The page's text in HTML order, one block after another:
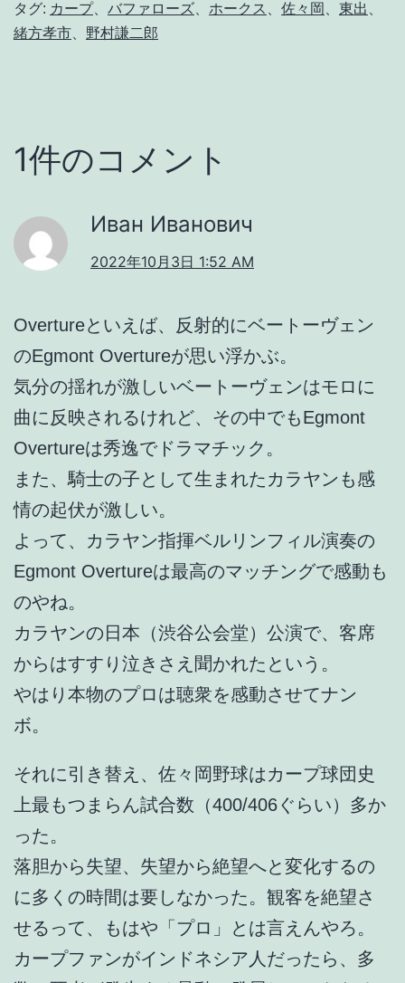
タグ: カープ、 バファローズ ホークス 佐々岡 東出
緒方孝市
野村謙二郎
1件のコメント
Иван Иванович
2022年10月3日 1:52 AM
Overtureといえば、反射的にベートーヴェン
のEgmont Overtureが思い浮かぶ。
気分の揺れが激しいベートーヴェンはモロに
曲に反映されるけれど、その中でもEgmont
Overtureは秀逸でドラマチック。
また、騎士の子として生まれたカラヤンも感
情の起伏が激しい。
よって、カラヤン指揮ベルリンフィル演奏の
Egmont Overtureは最高のマッチングで感動も
のやね。
カラヤンの日本（渋谷公会堂）公演で、客席
からはすすり泣きさえ聞かれたという。
やはり本物のプロは聴衆を感動させてナン
ボ。
それに引き替え、佐々岡野球はカープ球団史
上最もつまらん試合数（400/406ぐらい）多か
った。
落胆から失望、失望から絶望へと変化するの
に多くの時間は要しなかった。観客を絶望さ
せるって、もはや「プロ」とは言えんやろ。
カープファンがインドネシア人だったら、多